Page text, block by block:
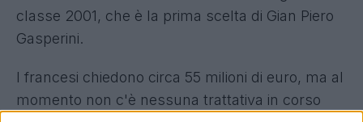
classe 2001, che è la prima scelta di Gian Piero
Gasperini.
I francesi chiedono circa 55 milioni di euro, ma al
momento non c'è nessuna trattativa in corso